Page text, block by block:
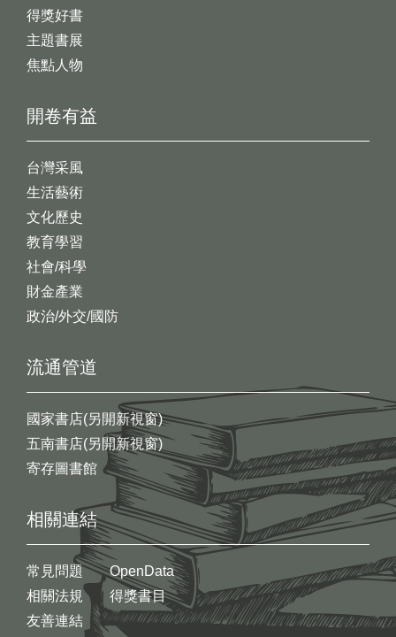
開卷有益
台灣采風
生活藝術
文化歷史
教育學習
社會/科學
財金產業
政治/外交/國防
得獎好書
主題書展
焦點人物
流通管道
國家書店(另開新視窗)
五南書店(另開新視窗)
寄存圖書館
相關連結
常見問題
相關法規
友善連結
OpenData
得獎書目